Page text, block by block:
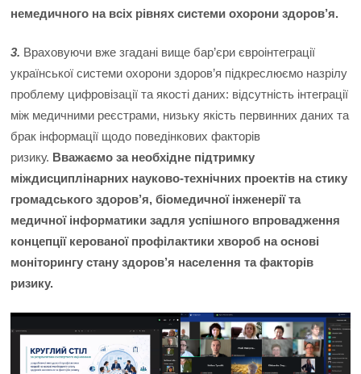
немедичного на всіх рівнях системи охорони здоров’я.
3. Враховуючи вже згадані вище бар’єри євроінтеграції
української системи охорони здоров’я підкреслюємо назрілу
проблему цифровізації та якості даних: відсутність інтеграції
між медичними реєстрами, низьку якість первинних даних та
брак інформації щодо поведінкових факторів
ризику. Вважаємо за необхідне підтримку
міждисциплінарних науково-технічних проектів на стику
громадського здоров’я, біомедичної інженерії та
медичної інформатики задля успішного впровадження
концепції керованої профілактики хвороб на основі
моніторингу стану здоров’я населення та факторів
ризику.